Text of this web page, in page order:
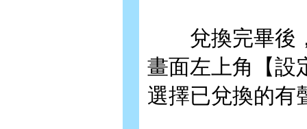
兌換完畢後，
畫面左上角【設
選擇已兌換的有